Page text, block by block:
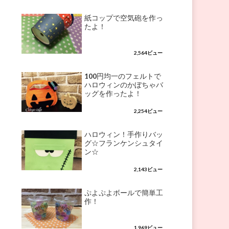
紙コップで空気砲を作っ
たよ！
2,564ビュー
100円均一のフェルトで
ハロウィンのかぼちゃバ
ッグを作ったよ！
2,254ビュー
ハロウィン！手作りバッ
グ☆フランケンシュタイ
ン☆
2,143ビュー
ぷよぷよボールで簡単工
作！
1,969ビュー